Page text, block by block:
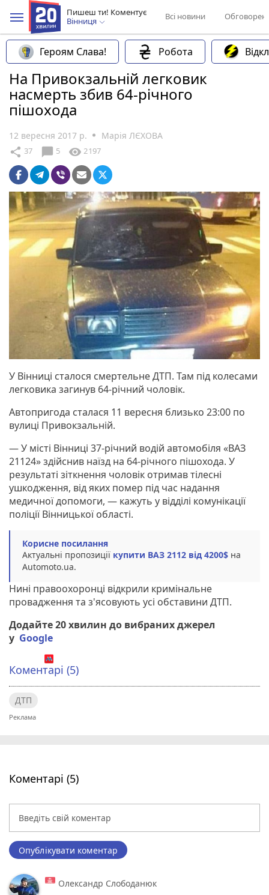
Пишеш ти! Коментує
Вінниця
Всі новини
Героям Слава! Робота
На Привокзальній легковик
насмерть збив 64-річного
пішохода
12 вересня 2017 р. Марія ЛЄХОВА
share 37 chat_bubble 5 visibility 2197
У Вінниці сталося смертельне ДТП. Там під колесами
легковика загинув 64-річний чоловік.
Автопригода сталася 11 вересня близько 23:00 по
вулиці Привокзальній.
— У місті Вінниці 37-річний водій автомобіля «ВАЗ
21124» здійснив наїзд на 64-річного пішохода. У
результаті зіткнення чоловік отримав тілесні
ушкодження, від яких помер під час надання
медичної допомоги, — кажуть у відділі комунікації
поліції Вінницької області.
Корисне посилання
Актуальні пропозиції купити ВАЗ 2112 від 4200$ на
Automoto.ua.
Нині правоохоронці відкрили кримінальне
провадження та з'ясовують усі обставини ДТП.
Додайте 20 хвилин до вибраних джерел
у Google
Коментарі (5)
ДТП
Коментарі (5)
Опублікувати коментар
Олександр Слободанюк